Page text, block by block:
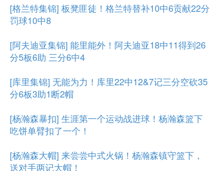
[格兰特集锦] 板凳匪徒！格兰特替补10中6贡献22分
罚球10中8
[阿夫迪亚集锦] 能里能外！阿夫迪亚18中11得到26
分5板6助 三分6中4
[库里集锦] 无能为力！库里22中12&7记三分空砍35
分6板3助1断2帽
[杨瀚森暴扣] 生涯第一个运动战进球！杨瀚森篮下
吃饼单臂扣了一个！
[杨瀚森大帽] 来尝尝中式火锅！杨瀚森镇守篮下，
送对手两记大帽！